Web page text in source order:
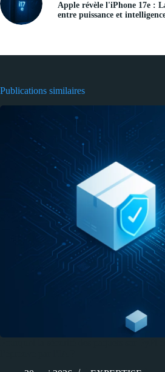
Apple révèle l'iPhone 17e :
entre puissance et
Publications similaires